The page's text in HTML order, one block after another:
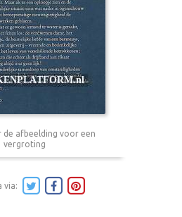
de afbeelding voor een
vergroting
via: